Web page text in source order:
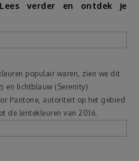
verder en ontdek je
populair waren, zien we dit
en lichtblauw (Serenity)
Pantone, autoriteit op het gebied
de lentekleuren van 2016.